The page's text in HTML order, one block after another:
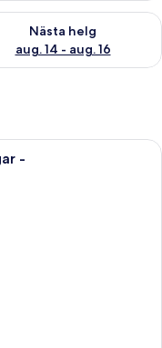
helgen aug. 7 - aug. 9
Nästa helg
aug. 14 - aug. 16
tillgängligheten
omgiven av palmer och en
-